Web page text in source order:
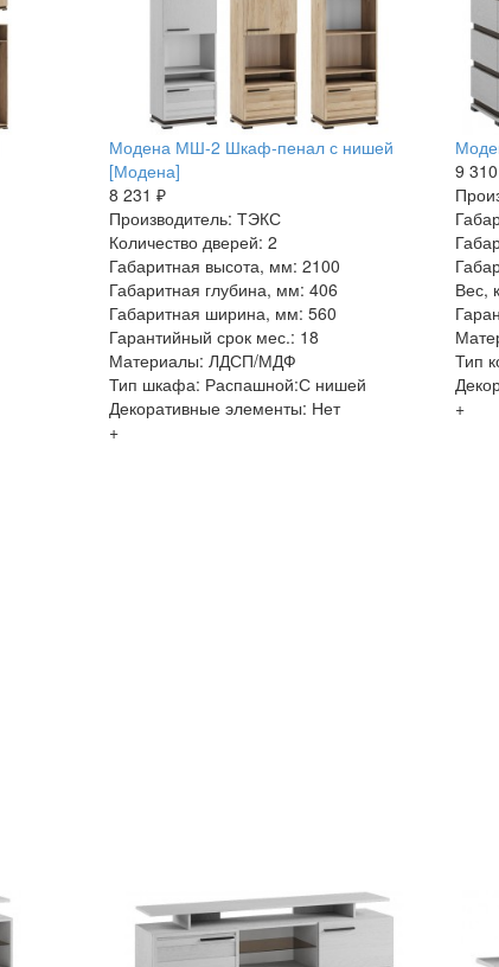
Модена МШ-2 Шкаф-пенал с нишей
[Модена]
8 231 ₽
Производитель: ТЭКС
Количество дверей: 2
Габаритная высота, мм: 2100
Габаритная глубина, мм: 406
Габаритная ширина, мм: 560
Гарантийный срок мес.: 18
Материалы: ЛДСП/МДФ
Тип шкафа: Распашной:С нишей
Декоративные элементы: Нет
+
9
Вес,
Тип
+